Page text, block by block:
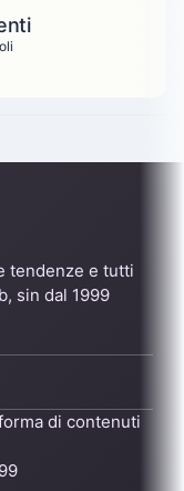
tendenze e tutti
sin dal 1999
di contenuti